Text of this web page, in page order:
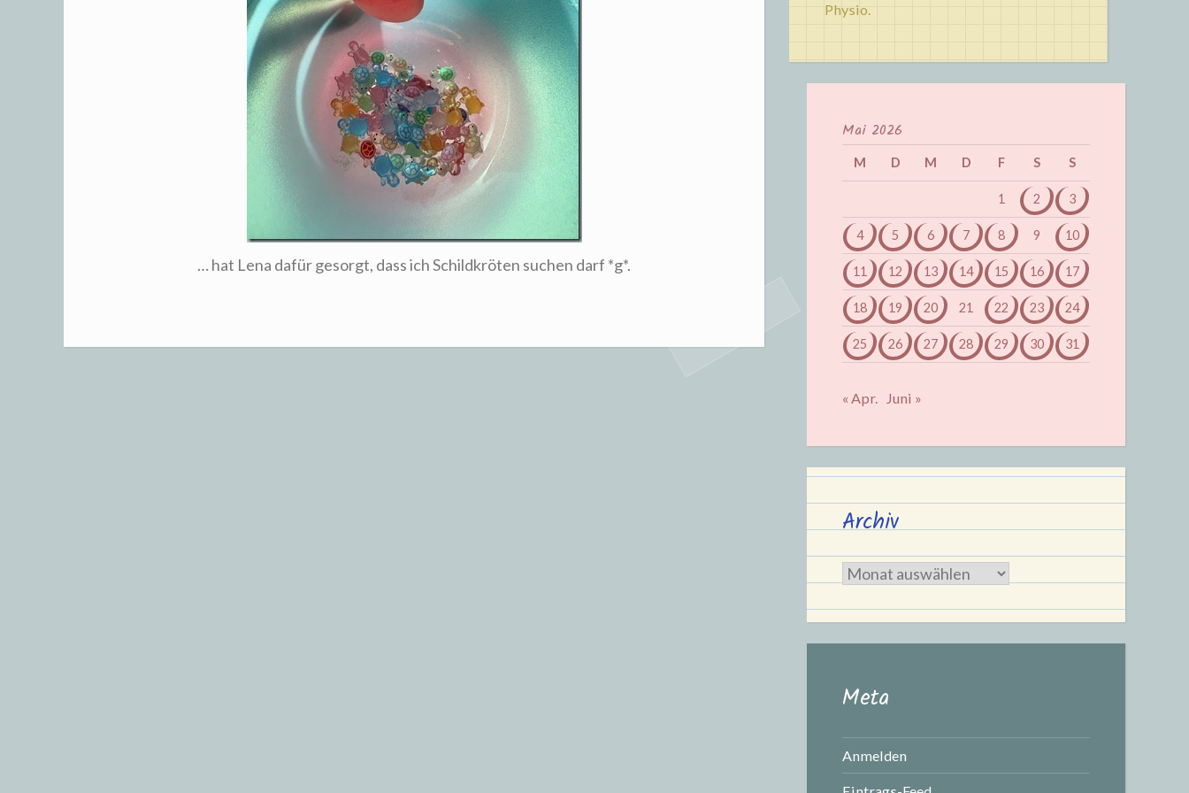
… hat Lena dafür gesorgt, dass ich Schildkröten suchen darf *g*.
Physio.
Mai 2026
M D M D F S S
1 2 3
4 5 6 7 8 9 10
11 12 13 14 15 16 17
18 19 20 21 22 23 24
25 26 27 28 29 30 31
« Apr. Juni »
Archiv
Archiv
Meta
Anmelden